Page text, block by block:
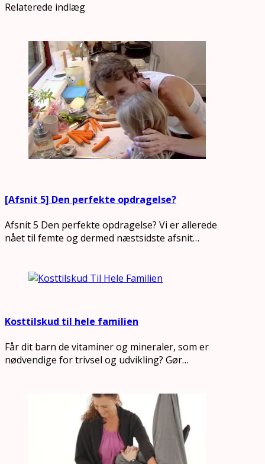
Relaterede indlæg
[Afsnit 5] Den perfekte opdragelse?
Afsnit 5 Den perfekte opdragelse? Vi er allerede
nået til femte og dermed næstsidste afsnit…
Kosttilskud til hele familien
Får dit barn de vitaminer og mineraler, som er
nødvendige for trivsel og udvikling? Gør…